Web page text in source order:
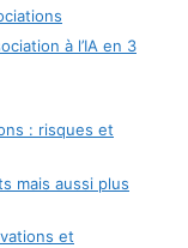
à l’IA en 3
: risques et
mais aussi plus
et